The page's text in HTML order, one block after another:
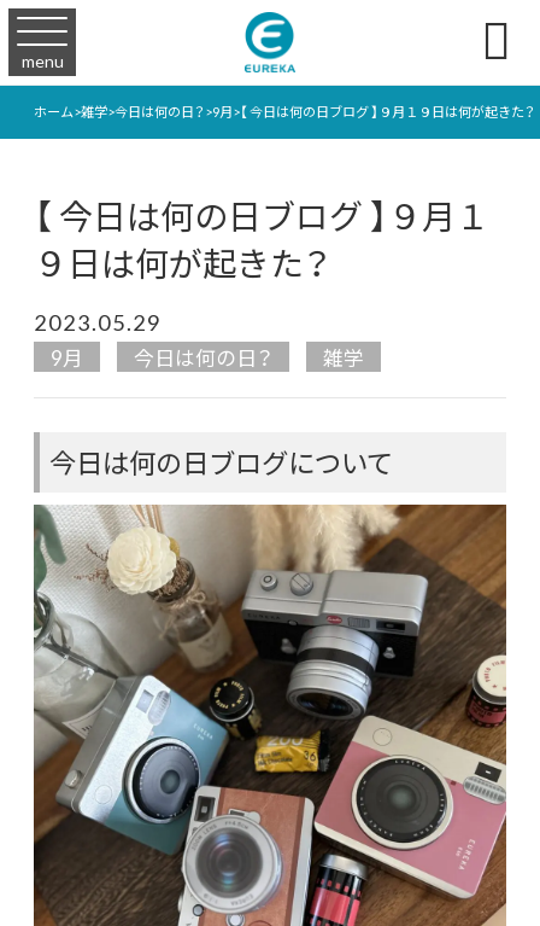
menu 
ホーム>雑学>今日は何の日？>9月>【 今日は何の日ブログ 】９月１９日は何が起きた？
【 今日は何の日ブログ 】９月１
９日は何が起きた？
2023.05.29
9月 今日は何の日？ 雑学
今日は何の日ブログについて